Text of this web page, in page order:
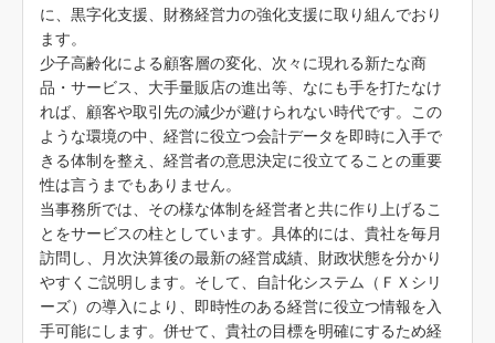
に、黒字化支援、財務経営力の強化支援に取り組んでおり
ます。
少子高齢化による顧客層の変化、次々に現れる新たな商
品・サービス、大手量販店の進出等、なにも手を打たなけ
れば、顧客や取引先の減少が避けられない時代です。この
ような環境の中、経営に役立つ会計データを即時に入手で
きる体制を整え、経営者の意思決定に役立てることの重要
性は言うまでもありません。
当事務所では、その様な体制を経営者と共に作り上げるこ
とをサービスの柱としています。具体的には、貴社を毎月
訪問し、月次決算後の最新の経営成績、財政状態を分かり
やすくご説明します。そして、自計化システム（ＦＸシリ
ーズ）の導入により、即時性のある経営に役立つ情報を入
手可能にします。併せて、貴社の目標を明確にするため経